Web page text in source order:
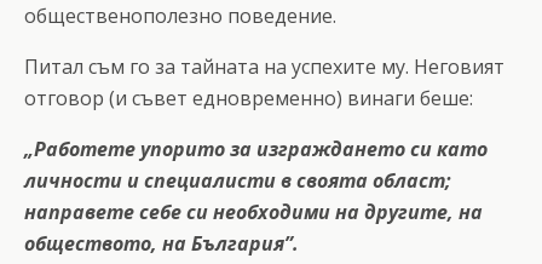
общественополезно поведение.
Питал съм го за тайната на успехите му. Неговият
отговор (и съвет едновременно) винаги беше:
„Работете упорито за изграждането си като
личности и специалисти в своята област;
направете себе си необходими на другите, на
обществото, на България”.